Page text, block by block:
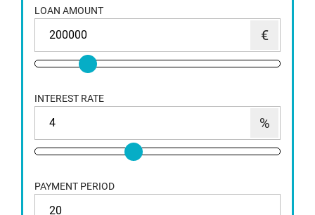
LOAN AMOUNT
INTEREST RATE
PAYMENT PERIOD